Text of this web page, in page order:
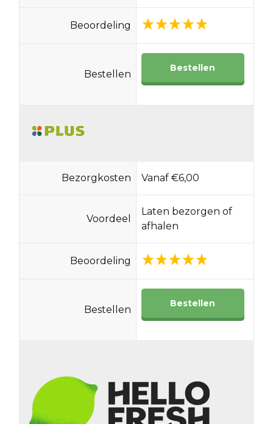
Beoordeling
Bestellen
Bestellen
Bezorgkosten Vanaf €6,00
Voordeel
Laten bezorgen of
afhalen
Beoordeling
Bestellen
Bestellen